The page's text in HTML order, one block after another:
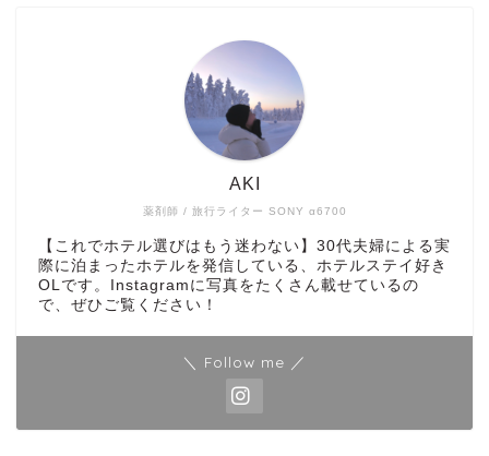
薬剤師 / 旅行ライター SONY α6700
AKI
【これでホテル選びはもう迷わない】30代夫婦による実
際に泊まったホテルを発信している、ホテルステイ好き
OLです。Instagramに写真をたくさん載せているの
で、ぜひご覧ください！
＼ Follow me ／